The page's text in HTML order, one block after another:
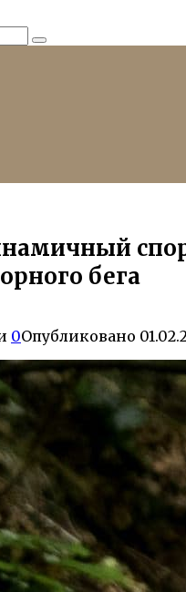
бега
0Опубликовано